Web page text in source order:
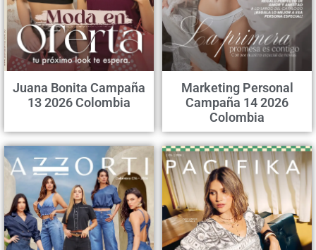
Juana Bonita Campaña
13 2026 Colombia
Marketing Personal
Campaña 14 2026
Colombia